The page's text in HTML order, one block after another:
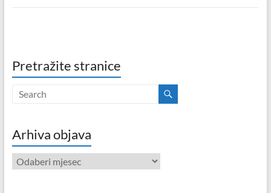
Pretražite stranice
Arhiva objava
Arhiva
objava